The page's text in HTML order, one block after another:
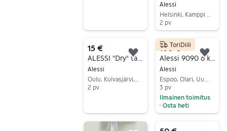
Alessi
2 pv
15 €
Alessi
2 pv
Lisää suosikiksi.
100 €
Alessi 9090 6 kuppia mutteripannu
Alessi
3 pv
Ilmainen toimitus
• Osta heti
ToriDiili